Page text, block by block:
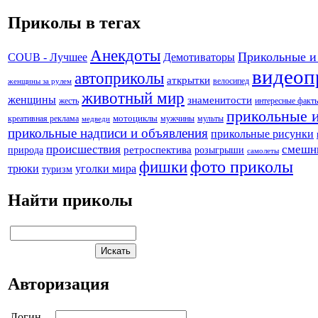
Приколы в тегах
COUB - Лучшее Анекдоты Демотиваторы Прикольные
женщины за рулем автоприколы аткрытки велосипед
женщины жесть животный мир знаменитости интересные
креативная реклама медведи мотоциклы мужчины мульты прикольные
прикольные надписи и объявления прикольные рисунки
природа происшествия ретроспектива розыгрыши самолеты
трюки туризм уголки мира фишкифото приколы
Найти приколы
Авторизация